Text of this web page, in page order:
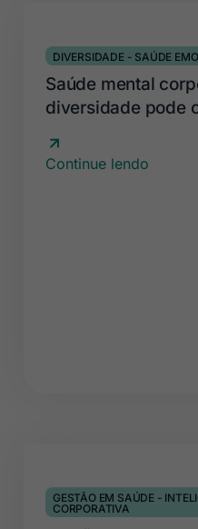
DIVERSIDADE- SAÚDE
Saúde mental
diversidade pode
Continue lendo
GESTÃO EM SAÚDE -
CORPORATIVA